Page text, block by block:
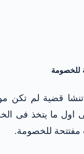
للخصومة
قضية لم تكن
اول ما يتخذ فى
للخصومة.